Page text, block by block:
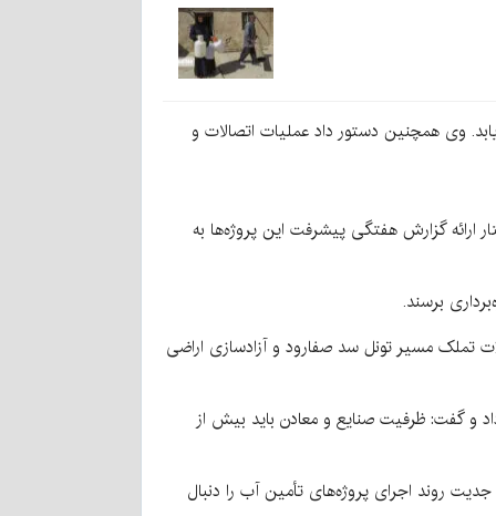
وی همچنین دستور داد عملیات اتصالات و
اشاره به اجرای طرح آبرسانی به ۶۶۴ روستای بالای ۲۰ خانوار استان، خواستار ارائه گزارش هفتگی پیشرفت این پروژه‌ها به
تملک مسیر تونل سد صفارود و آزادسازی اراضی
و گفت: ظرفیت صنایع و معادن باید بیش از
جدیت روند اجرای پروژه‌های تأمین آب را دنبال